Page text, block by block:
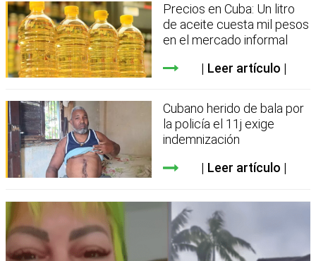
Precios en Cuba: Un litro
de aceite cuesta mil pesos
en el mercado informal
Leer artículo
Cubano herido de bala por
la policía el 11j exige
indemnización
Leer artículo